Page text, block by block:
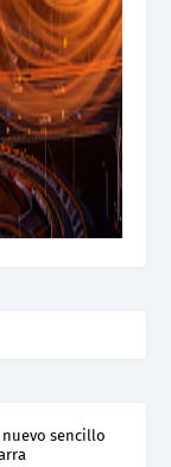
nuevo sencillo